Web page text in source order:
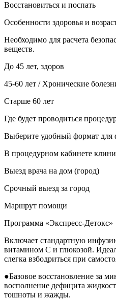
Восстановиться и поспать
Особенности здоровья и
Необходимо для расчета
веществ.
До 45 лет, здоров
45-60 лет / Хронические
Старше 60 лет
Где будет проводиться
Выберите удобный формат для
В процедурном кабинете
Выезд врача на дом (город)
Срочный выезд за город
Маршрут помощи
Программа «Экспресс-Детокс»
Включает стандартную
витамином С и глюкозой.
слегка взбодриться при
●Базовое восстановление за
восполнение дефицита
тошноты и жажды.